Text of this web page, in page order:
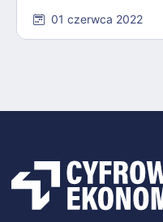
01 czerwca 2022